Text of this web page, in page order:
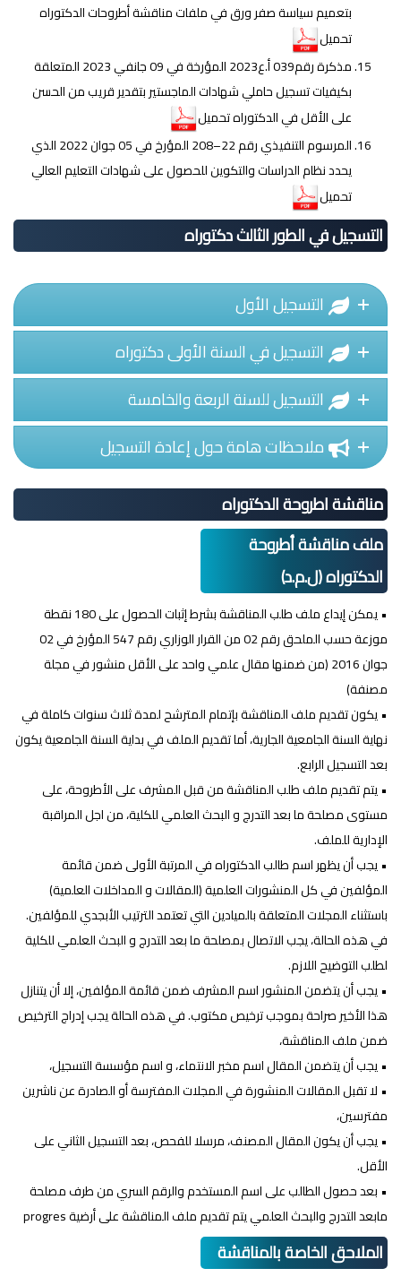
بتعميم سياسة صفر ورق في ملفات مناقشة أطروحات الدكتوراه
تحميل
مذكرة رقم039 أ.ع2023 المؤرخة في 09 جانفي 2023 المتعلقة
بكيفيات تسجيل حاملي شهادات الماجستير بتقدير قريب من الحسن
على الأقل في الدكتوراه تحميل
المرسوم التنفيذي رقم 22–208 المؤرخ في 05 جوان 2022 الذي
يحدد نظام الدراسات والتكوين للحصول على شهادات التعليم العالي
تحميل
التسجيل في الطور الثالث دكتوراه
التسجيل الأول
التسجيل في السنة الأولى دكتوراه
التسجيل للسنة الربعة والخامسة
ملاحظات هامة حول إعادة التسجيل
مناقشة اطروحة الدكتوراه
ملف مناقشة أطروحة
الدكتوراه (ل.م.د)
• يمكن إيداع ملف طلب المناقشة بشرط إثبات الحصول على 180 نقطة
موزعة حسب الملحق رقم 02 من القرار الوزاري رقم 547 المؤرخ في 02
جوان 2016 (من ضمنها مقال علمي واحد على الأقل منشور في مجلة
مصنفة)
• يكون تقديم ملف المناقشة بإتمام المترشح لمدة ثلاث سنوات كاملة في
نهاية السنة الجامعية الجارية، أما تقديم الملف في بداية السنة الجامعية يكون
بعد التسجيل الرابع.
• يتم تقديم ملف طلب المناقشة من قبل المشرف على الأطروحة، على
مستوى مصلحة ما بعد التدرج و البحث العلمي للكلية، من اجل المراقبة
الإدارية للملف.
• يجب أن يظهر اسم طالب الدكتوراه في المرتبة الأولى ضمن قائمة
المؤلفين في كل المنشورات العلمية (المقالات و المداخلات العلمية)
باستثناء المجلات المتعلقة بالميادين التي تعتمد الترتيب الأبجدي للمؤلفين.
في هذه الحالة، يجب الاتصال بمصلحة ما بعد التدرج و البحث العلمي للكلية
لطلب التوضيح اللازم.
• يجب أن يتضمن المنشور اسم المشرف ضمن قائمة المؤلفين، إلا أن يتنازل
هذا الأخير صراحة بموجب ترخيص مكتوب. في هذه الحالة يجب إدراج الترخيص
ضمن ملف المناقشة،
• يجب أن يتضمن المقال اسم مخبر الانتماء، و اسم مؤسسة التسجيل،
• لا تقبل المقالات المنشورة في المجلات المفترسة أو الصادرة عن ناشرين
مفترسين،
• يجب أن يكون المقال المصنف، مرسلا للفحص، بعد التسجيل الثاني على
الأقل.
• بعد حصول الطالب على اسم المستخدم والرقم السري من طرف مصلحة
مابعد التدرج والبحث العلمي يتم تقديم ملف المناقشة على أرضية progres
الملاحق الخاصة بالمناقشة